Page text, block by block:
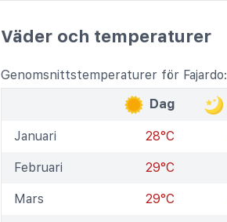
Väder och temperaturer
Genomsnittstemperaturer för Fajardo:
Dag
Januari 28°C
Februari 29°C
Mars 29°C